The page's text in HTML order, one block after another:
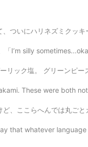
てみました🍪🦔 今回は、甘さ控えめのバターク
maybe usually.
ーズ。 オニオンの中で炒める人参と
These were both
て買えないし、そもそも作れるフライパンもない
that whatever language